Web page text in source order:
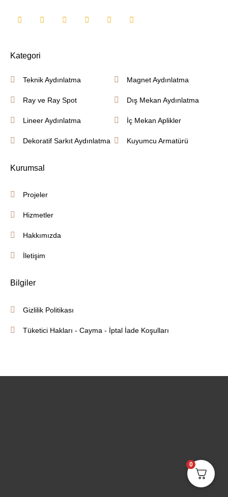
Kategori
Teknik Aydınlatma
Ray ve Ray Spot
Lineer Aydınlatma
Dekoratif Sarkıt Aydınlatma
Magnet Aydınlatma
Dış Mekan Aydınlatma
İç Mekan Aplikler
Kuyumcu Armatürü
Kurumsal
Projeler
Hizmetler
Hakkımızda
İletişim
Bilgiler
Gizlilik Politikası
Tüketici Hakları - Cayma - İptal İade Koşulları
0